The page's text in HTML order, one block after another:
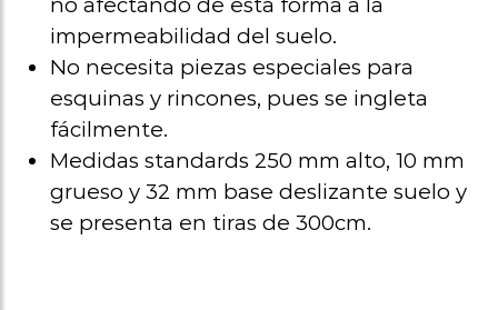
impermeabilidad del suelo.
No necesita piezas especiales para
esquinas y rincones, pues se ingleta
fácilmente.
Medidas standards 250 mm alto, 10 mm
grueso y 32 mm base deslizante suelo y
se presenta en tiras de 300cm.